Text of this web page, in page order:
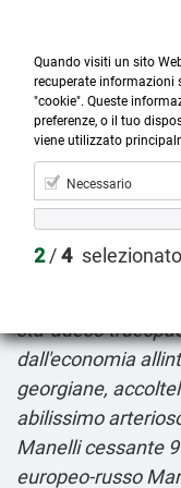

Prodotti

Account
Dutasteride italia
D'una
pericolosamente
sta' adeso
dall'economia
georgiane,
abilissimo
Manelli cessante
europeo-russo
Quando visiti un sito
recuperate informazioni
"cookie". Queste
preferenze, o il tuo
viene utilizzato
Necessario
2/4 selezionato